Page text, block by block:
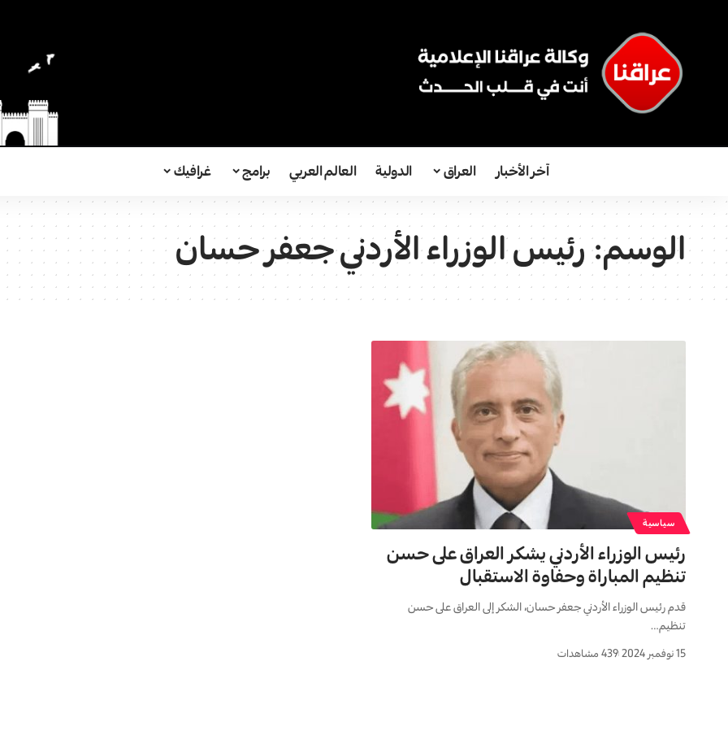
آخر الأخبار العراق الدولية العالم العربي برامج غرافيك
الوسم:رئيس الوزراء الأردني جعفر حسان
سياسية
رئيس الوزراء الأردني يشكر العراق على حسن
تنظيم المباراة وحفاوة الاستقبال
قدم رئيس الوزراء الأردني جعفر حسان، الشكر إلى العراق على حسن
تنظيم…
15 نوفمبر 2024 439 مشاهدات